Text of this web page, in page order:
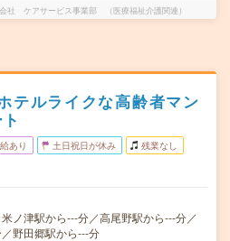
社 ケアサービス事業部 （医療福祉介護関連）
テルライクな高齢者マン
あり 土日祝日が休み 残業なし
ノ津駅から---分／高尾野駅から---分／
野田郷駅から---分